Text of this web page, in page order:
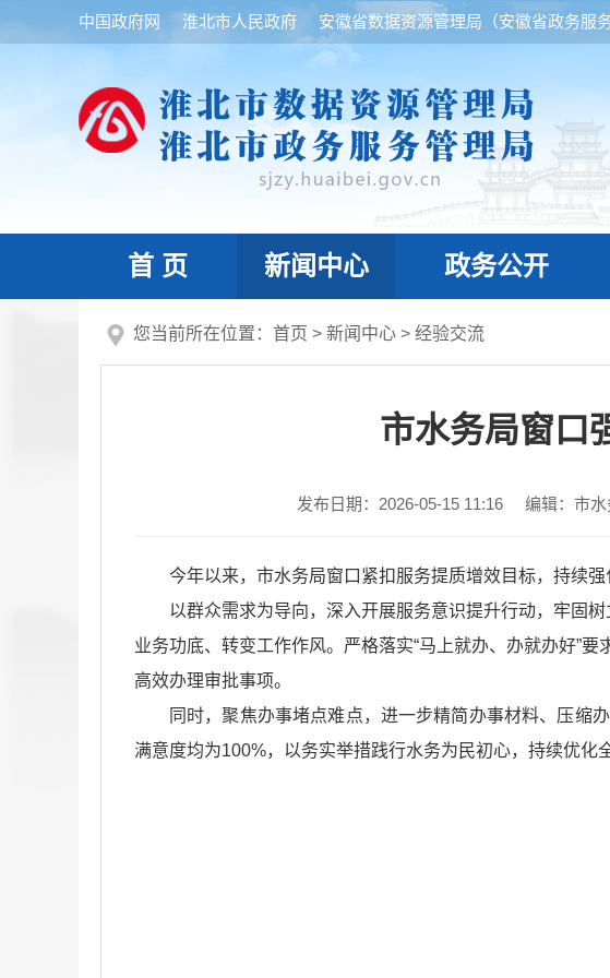
中国政府网 淮北市人民政府 安徽省数据资源管理局（安徽省政务服
首 页 新闻中心 政务公开
您当前所在位置： 首页 > 新闻中心 > 经验交流
市水务局窗口
发布日期：2026-05-15 11:16 编辑：市水
今年以来，市水务局窗口紧扣服务提质增效目标，持续
以群众需求为导向，深入开展服务意识提升行动，牢固
业务功底、转变工作作风。严格落实“马上就办、办就办好”
高效办理审批事项。
同时，聚焦办事堵点难点，进一步精简办事材料、压缩
满意度均为100%，以务实举措践行水务为民初心，持续优化